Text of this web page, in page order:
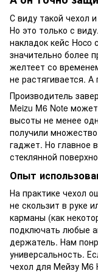
С виду такой чехол
Но это только с
накладок кейс Hoco
значительно более
желтеет со
не растягивается. А
Производитель
Meizu M6 Note
высоты не менее
получили
гаджет. Но главное
стеклянной
Опыт
На практике чехол
не скользит в руке
карманы (как
подключать любые
держатель. Нам
универсальность.
чехол для Мейзу М6